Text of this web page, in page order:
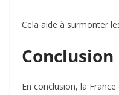
Cela aide à surmonter
Conclusion
En conclusion, la